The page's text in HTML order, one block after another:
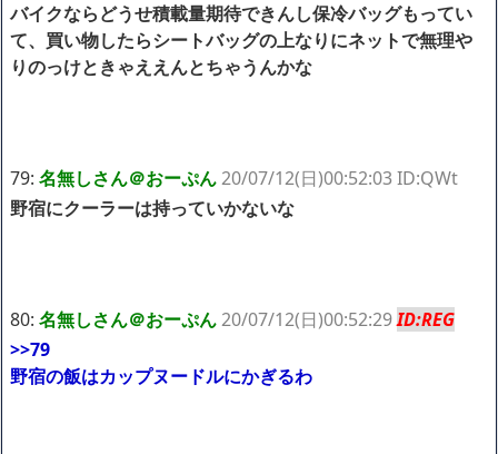
バイクならどうせ積載量期待できんし保冷バッグもってい
て、買い物したらシートバッグの上なりにネットで無理や
りのっけときゃええんとちゃうんかな
79: 名無しさん＠おーぷん20/07/12(日)00:52:03 ID:QWt
野宿にクーラーは持っていかないな
80: 名無しさん＠おーぷん20/07/12(日)00:52:29ID:REG
>>79
野宿の飯はカップヌードルにかぎるわ